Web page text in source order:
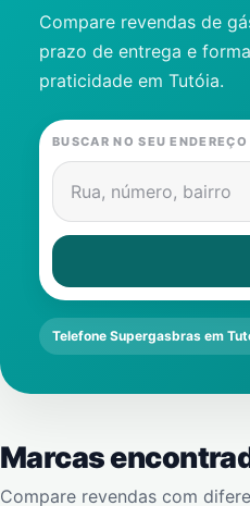
Contatos
Compare revendas de
prazo de entrega e
praticidade em Tutóia.
BUSCAR NO SEU ENDEREÇO
Rua, número, bairro
Telefone Supergasbras em
Marcas
Compare revendas com